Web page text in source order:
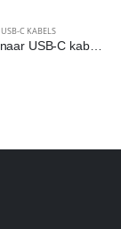
USB-C KABELS
3.5MM AUX naar USB-C kabel 1.2 meter